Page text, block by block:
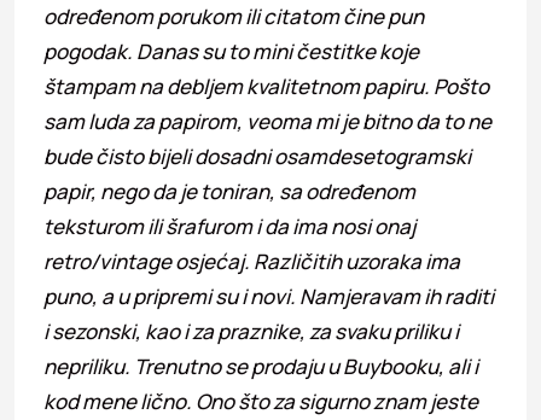
određenom porukom ili citatom čine pun
pogodak. Danas su to mini čestitke koje
štampam na debljem kvalitetnom papiru. Pošto
sam luda za papirom, veoma mi je bitno da to ne
bude čisto bijeli dosadni osamdesetogramski
papir, nego da je toniran, sa određenom
teksturom ili šrafurom i da ima nosi onaj
retro/vintage osjećaj. Različitih uzoraka ima
puno, a u pripremi su i novi. Namjeravam ih raditi
i sezonski, kao i za praznike, za svaku priliku i
nepriliku. Trenutno se prodaju u Buybooku, ali i
kod mene lično. Ono što za sigurno znam jeste